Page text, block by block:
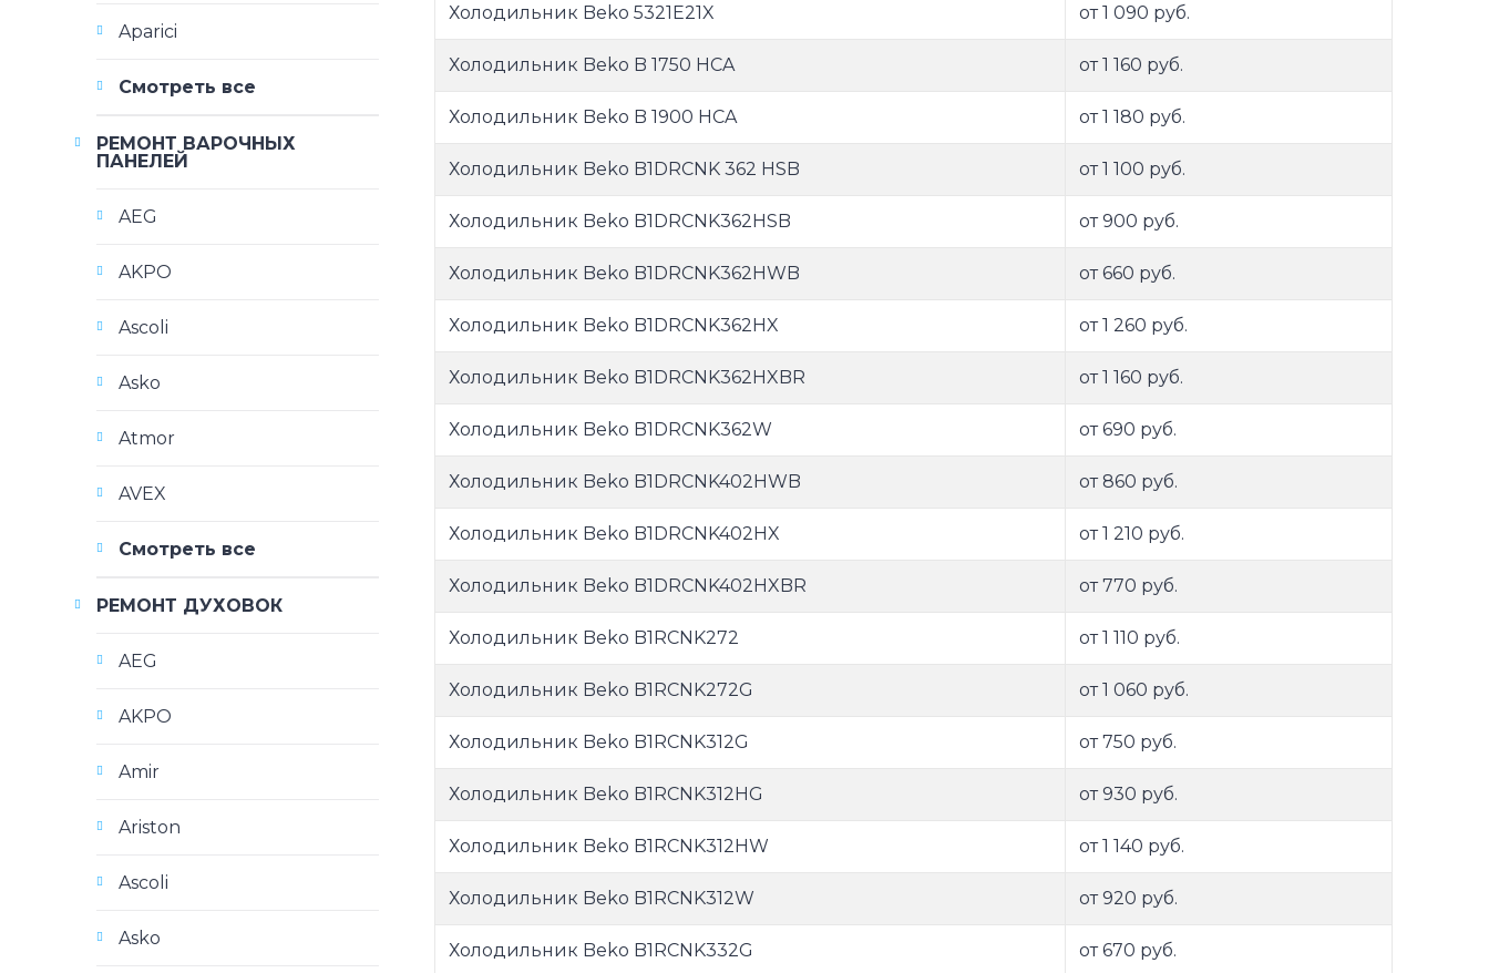
Холодильник Beko 5321E21X от 1 090 руб.
Холодильник Beko B 1750 HCA от 1 160 руб.
Холодильник Beko B 1900 HCA от 1 180 руб.
Холодильник Beko B1DRCNK 362 HSB от 1 100 руб.
Холодильник Beko B1DRCNK362HSB от 900 руб.
Холодильник Beko B1DRCNK362HWB от 660 руб.
Холодильник Beko B1DRCNK362HX от 1 260 руб.
Холодильник Beko B1DRCNK362HXBR от 1 160 руб.
Холодильник Beko B1DRCNK362W от 690 руб.
Холодильник Beko B1DRCNK402HWB от 860 руб.
Холодильник Beko B1DRCNK402HX от 1 210 руб.
Холодильник Beko B1DRCNK402HXBR от 770 руб.
Холодильник Beko B1RCNK272 от 1 110 руб.
Холодильник Beko B1RCNK272G от 1 060 руб.
Холодильник Beko B1RCNK312G от 750 руб.
Холодильник Beko B1RCNK312HG от 930 руб.
Холодильник Beko B1RCNK312HW от 1 140 руб.
Холодильник Beko B1RCNK312W от 920 руб.
Холодильник Beko B1RCNK332G от 670 руб.
Aparici
Смотреть все
РЕМОНТ ВАРОЧНЫХ
ПАНЕЛЕЙ
AEG
AKPO
Ascoli
Asko
Atmor
AVEX
Смотреть все
РЕМОНТ ДУХОВОК
AEG
AKPO
Amir
Ariston
Ascoli
Asko